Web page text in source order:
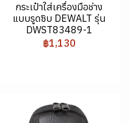
กระเป๋าใส่เครื่องมือช่าง
แบบรูดซิบ DEWALT รุ่น
DWST83489-1
฿1,130